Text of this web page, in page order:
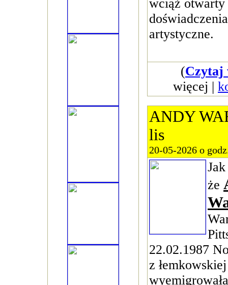
wciąż otwarty
artystyczne.
(Czytaj
więcej |
ANDY
lis
20-05-2026 o
że
22.02.1987
z